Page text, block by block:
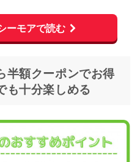
ーモアで読む
半額クーポンでお得
も十分楽しめる